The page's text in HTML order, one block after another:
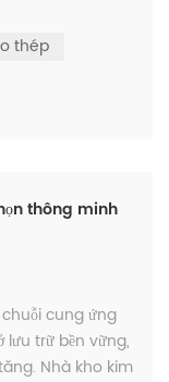
tin cậy và
kim loại Được
thép
thông minh
cung ứng
lưu trữ bền vững,
Nhà kho kim